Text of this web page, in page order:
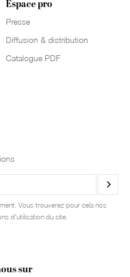
Espace pro
Presse
Diffusion & distribution
Catalogue PDF
Vous trouverez pour cela nos
d'utilisation du site.
sur